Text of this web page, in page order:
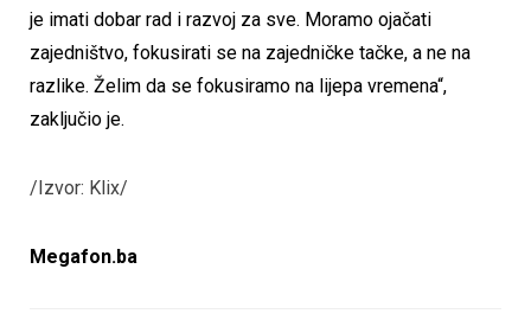
je imati dobar rad i razvoj za sve. Moramo ojačati
zajedništvo, fokusirati se na zajedničke tačke, a ne na
razlike. Želim da se fokusiramo na lijepa vremena“,
zaključio je.
/Izvor: Klix/
Megafon.ba